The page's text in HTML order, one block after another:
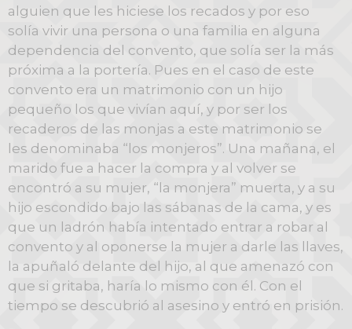
alguien que les hiciese los recados y por eso
solía vivir una persona o una familia en alguna
dependencia del convento, que solía ser la más
próxima a la portería. Pues en el caso de este
convento era un matrimonio con un hijo
pequeño los que vivían aquí, y por ser los
recaderos de las monjas a este matrimonio se
les denominaba “los monjeros”. Una mañana, el
marido fue a hacer la compra y al volver se
encontró a su mujer, “la monjera” muerta, y a su
hijo escondido bajo las sábanas de la cama, y es
que un ladrón había intentado entrar a robar al
convento y al oponerse la mujer a darle las llaves,
la apuñaló delante del hijo, al que amenazó con
que si gritaba, haría lo mismo con él. Con el
tiempo se descubrió al asesino y entró en prisión.